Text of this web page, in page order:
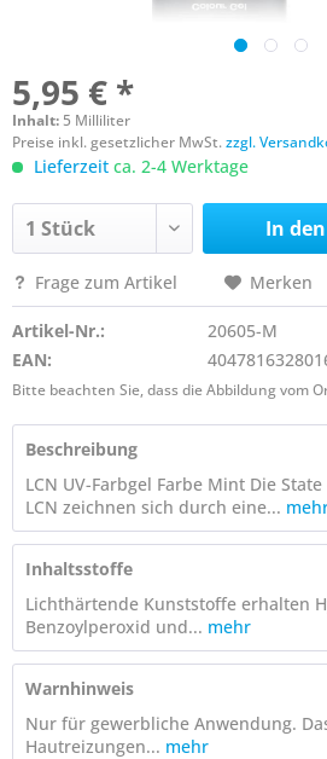
5,95 € *
Inhalt: 5 Milliliter
Preise inkl. gesetzlicher MwSt.zzgl.
Lieferzeit ca. 2-4 Werktage
In den
Frage zum Artikel Merken
Artikel-Nr.:
20605-M
EAN:
Bitte beachten Sie, dass die Abbildung vom
Beschreibung
LCN UV-Farbgel Farbe Mint Die
LCN zeichnen sich durch eine...
Inhaltsstoffe
Lichthärtende Kunststoffe erhalten
Benzoylperoxid und... mehr
Warnhinweis
Nur für gewerbliche Anwendung.
Hautreizungen... mehr